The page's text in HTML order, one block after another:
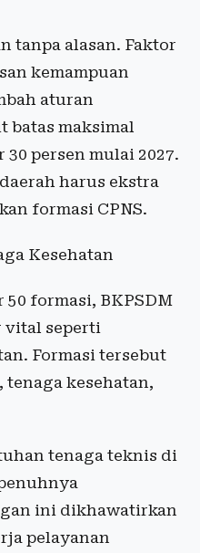
tanpa alasan. Faktor
kemampuan
aturan
batas maksimal
30 persen mulai 2027.
harus ekstra
formasi CPNS.
Kesehatan
formasi, BKPSDM
vital seperti
Formasi tersebut
kesehatan,
tenaga teknis di
ini dikhawatirkan
pelayanan